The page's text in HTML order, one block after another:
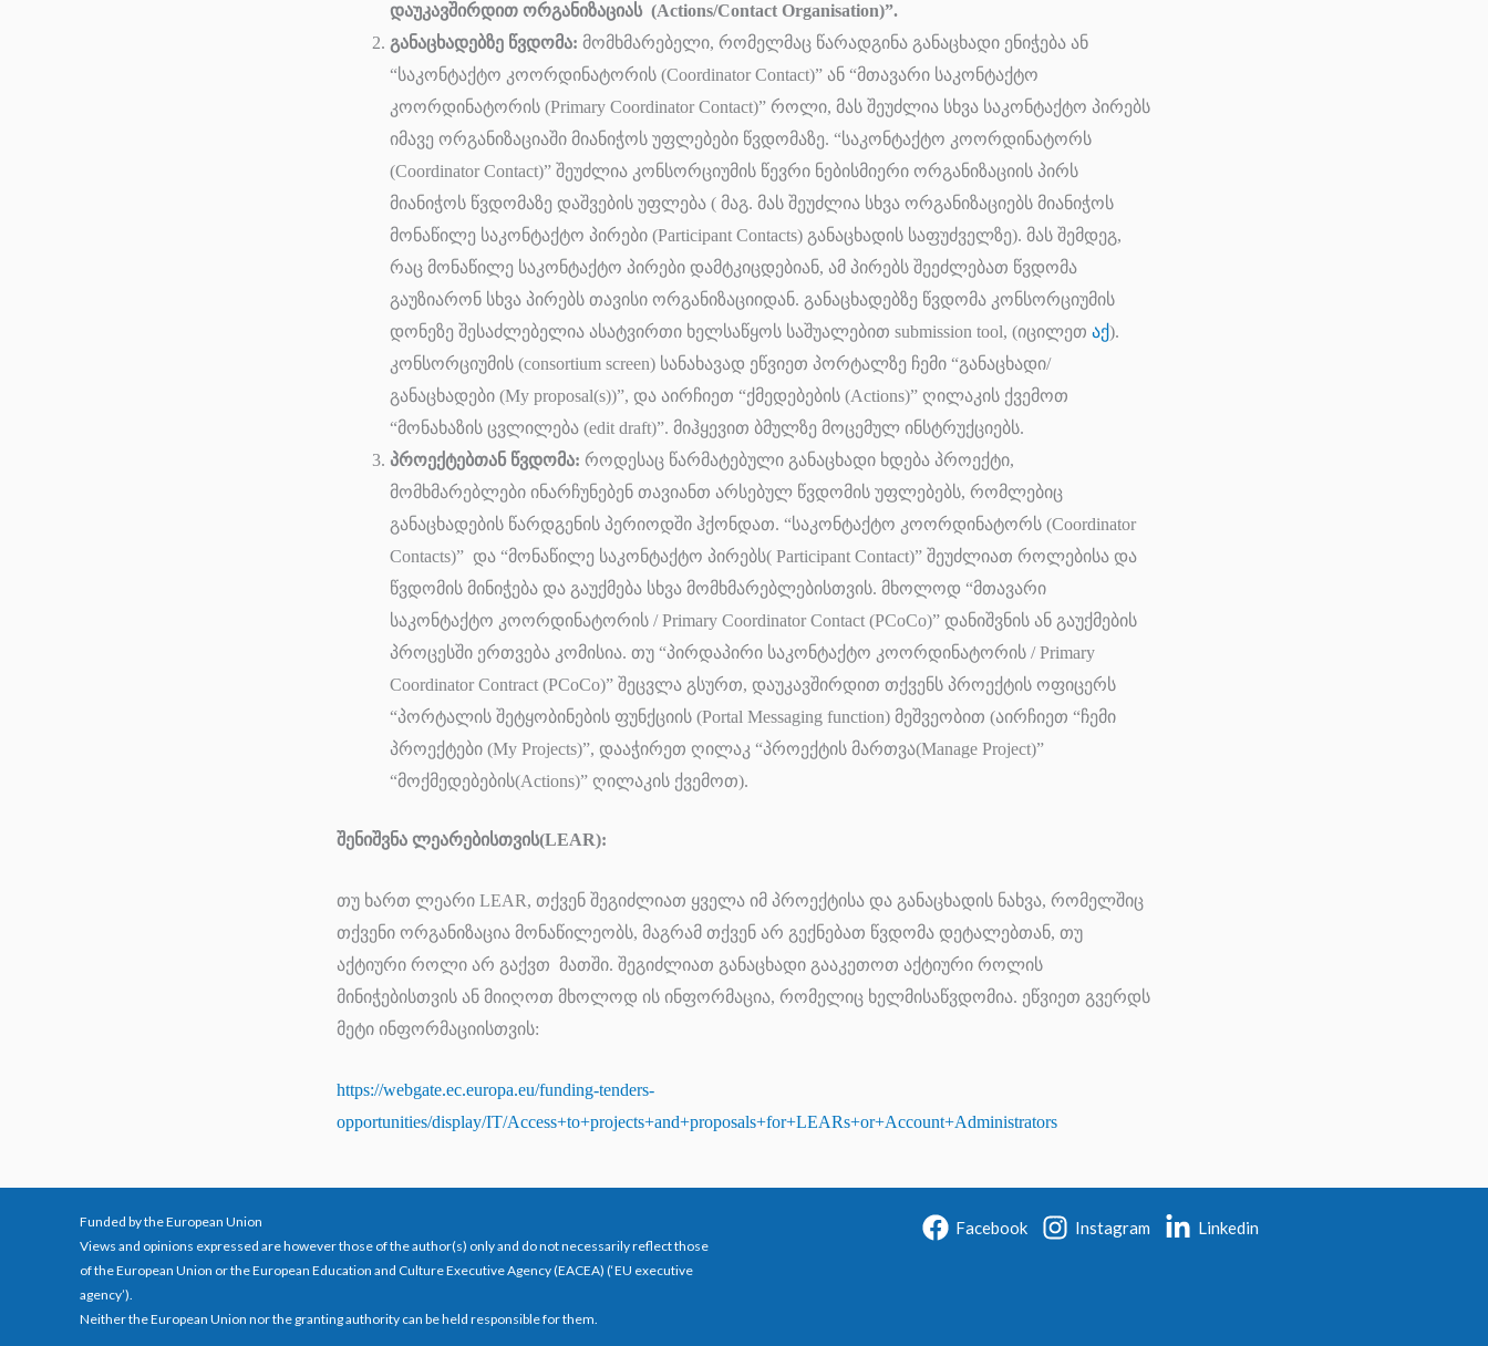
დაუკავშირდით ორგანიზაციას (Actions/Contact Organisation)”.
განაცხადებზე წვდომა: მომხმარებელი, რომელმაც წარადგინა განაცხადი ენიჭება ან
“საკონტაქტო კოორდინატორის (Coordinator Contact)” ან “მთავარი საკონტაქტო
კოორდინატორის (Primary Coordinator Contact)” როლი, მას შეუძლია სხვა საკონტაქტო პირებს
იმავე ორგანიზაციაში მიანიჭოს უფლებები წვდომაზე. “საკონტაქტო კოორდინატორს
(Coordinator Contact)” შეუძლია კონსორციუმის წევრი ნებისმიერი ორგანიზაციის პირს
მიანიჭოს წვდომაზე დაშვების უფლება ( მაგ. მას შეუძლია სხვა ორგანიზაციებს მიანიჭოს
მონაწილე საკონტაქტო პირები (Participant Contacts) განაცხადის საფუძველზე). მას შემდეგ,
რაც მონაწილე საკონტაქტო პირები დამტკიცდებიან, ამ პირებს შეეძლებათ წვდომა
გაუზიარონ სხვა პირებს თავისი ორგანიზაციიდან. განაცხადებზე წვდომა კონსორციუმის
დონეზე შესაძლებელია ასატვირთი ხელსაწყოს საშუალებით submission tool, (იცილეთ აქ).
კონსორციუმის (consortium screen) სანახავად ეწვიეთ პორტალზე ჩემი “განაცხადი/
განაცხადები (My proposal(s))”, და აირჩიეთ “ქმედებების (Actions)” ღილაკის ქვემოთ
“მონახაზის ცვლილება (edit draft)”. მიჰყევით ბმულზე მოცემულ ინსტრუქციებს.
პროექტებთან წვდომა: როდესაც წარმატებული განაცხადი ხდება პროექტი,
მომხმარებლები ინარჩუნებენ თავიანთ არსებულ წვდომის უფლებებს, რომლებიც
განაცხადების წარდგენის პერიოდში ჰქონდათ. “საკონტაქტო კოორდინატორს (Coordinator
Contacts)” და “მონაწილე საკონტაქტო პირებს( Participant Contact)” შეუძლიათ როლებისა და
წვდომის მინიჭება და გაუქმება სხვა მომხმარებლებისთვის. მხოლოდ “მთავარი
საკონტაქტო კოორდინატორის / Primary Coordinator Contact (PCoCo)” დანიშვნის ან გაუქმების
პროცესში ერთვება კომისია. თუ “პირდაპირი საკონტაქტო კოორდინატორის / Primary
Coordinator Contract (PCoCo)” შეცვლა გსურთ, დაუკავშირდით თქვენს პროექტის ოფიცერს
“პორტალის შეტყობინების ფუნქციის (Portal Messaging function) მეშვეობით (აირჩიეთ “ჩემი
პროექტები (My Projects)”, დააჭირეთ ღილაკ “პროექტის მართვა(Manage Project)”
“მოქმედებების(Actions)” ღილაკის ქვემოთ).
შენიშვნა ლეარებისთვის(LEAR):
თუ ხართ ლეარი LEAR, თქვენ შეგიძლიათ ყველა იმ პროექტისა და განაცხადის ნახვა, რომელშიც
თქვენი ორგანიზაცია მონაწილეობს, მაგრამ თქვენ არ გექნებათ წვდომა დეტალებთან, თუ
აქტიური როლი არ გაქვთ მათში. შეგიძლიათ განაცხადი გააკეთოთ აქტიური როლის
მინიჭებისთვის ან მიიღოთ მხოლოდ ის ინფორმაცია, რომელიც ხელმისაწვდომია. ეწვიეთ გვერდს
მეტი ინფორმაციისთვის:
https://webgate.ec.europa.eu/funding-tenders-
opportunities/display/IT/Access+to+projects+and+proposals+for+LEARs+or+Account+Administrators
Funded by the European Union
Views and opinions expressed are however those of the author(s) only and do not necessarily reflect those
of the European Union or the European Education and Culture Executive Agency (EACEA) (‘EU executive
agency’).
Neither the European Union nor the granting authority can be held responsible for them.
Facebook Instagram Linkedin